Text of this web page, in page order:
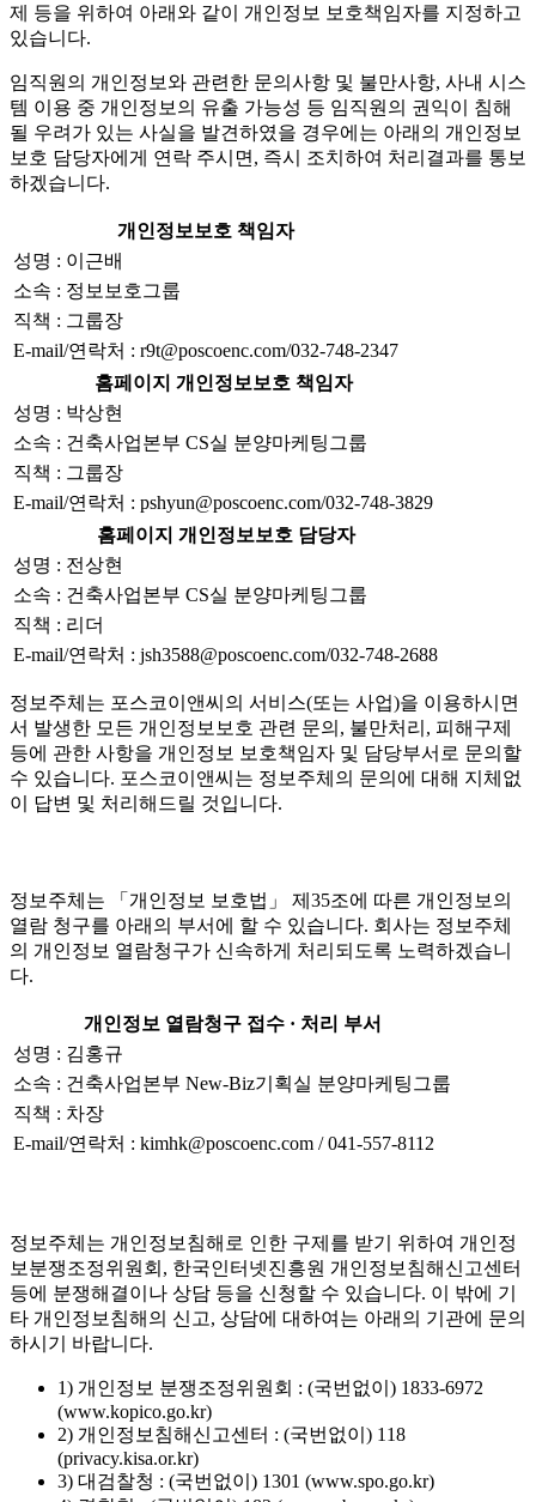
제 등을 위하여 아래와 같이 개인정보 보호책임자를 지정하고
있습니다.
임직원의 개인정보와 관련한 문의사항 및 불만사항, 사내 시스
템 이용 중 개인정보의 유출 가능성 등 임직원의 권익이 침해
될 우려가 있는 사실을 발견하였을 경우에는 아래의 개인정보
보호 담당자에게 연락 주시면, 즉시 조치하여 처리결과를 통보
하겠습니다.
개인정보보호 책임자
성명 : 이근배
소속 : 정보보호그룹
직책 : 그룹장
E-mail/연락처 : r9t@poscoenc.com/032-748-2347
홈페이지 개인정보보호 책임자
성명 : 박상현
소속 : 건축사업본부 CS실 분양마케팅그룹
직책 : 그룹장
E-mail/연락처 : pshyun@poscoenc.com/032-748-3829
홈페이지 개인정보보호 담당자
성명 : 전상현
소속 : 건축사업본부 CS실 분양마케팅그룹
직책 : 리더
E-mail/연락처 : jsh3588@poscoenc.com/032-748-2688
정보주체는 포스코이앤씨의 서비스(또는 사업)을 이용하시면
서 발생한 모든 개인정보보호 관련 문의, 불만처리, 피해구제
등에 관한 사항을 개인정보 보호책임자 및 담당부서로 문의할
수 있습니다. 포스코이앤씨는 정보주체의 문의에 대해 지체없
이 답변 및 처리해드릴 것입니다.
정보주체는 「개인정보 보호법」 제35조에 따른 개인정보의
열람 청구를 아래의 부서에 할 수 있습니다. 회사는 정보주체
의 개인정보 열람청구가 신속하게 처리되도록 노력하겠습니
다.
개인정보 열람청구 접수 · 처리 부서
성명 : 김홍규
소속 : 건축사업본부 New-Biz기획실 분양마케팅그룹
직책 : 차장
E-mail/연락처 : kimhk@poscoenc.com / 041-557-8112
정보주체는 개인정보침해로 인한 구제를 받기 위하여 개인정
보분쟁조정위원회, 한국인터넷진흥원 개인정보침해신고센터
등에 분쟁해결이나 상담 등을 신청할 수 있습니다. 이 밖에 기
타 개인정보침해의 신고, 상담에 대하여는 아래의 기관에 문의
하시기 바랍니다.
1) 개인정보 분쟁조정위원회 : (국번없이) 1833-6972
(www.kopico.go.kr)
2) 개인정보침해신고센터 : (국번없이) 118
(privacy.kisa.or.kr)
3) 대검찰청 : (국번없이) 1301 (www.spo.go.kr)